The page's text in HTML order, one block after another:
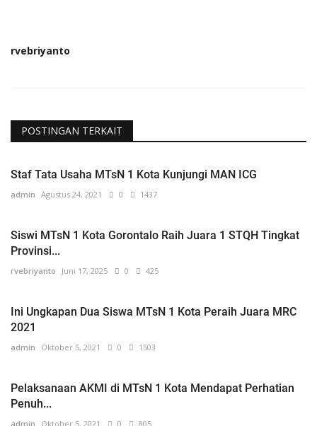
rvebriyanto
POSTINGAN TERKAIT
Staf Tata Usaha MTsN 1 Kota Kunjungi MAN ICG
admin Agustus 24, 2021 0 1437
Siswi MTsN 1 Kota Gorontalo Raih Juara 1 STQH Tingkat
Provinsi...
rvebriyanto Juni 17, 2025 0 425
Ini Ungkapan Dua Siswa MTsN 1 Kota Peraih Juara MRC
2021
admin Oktober 5, 2021 0 1503
Pelaksanaan AKMI di MTsN 1 Kota Mendapat Perhatian
Penuh...
admin Oktober 5, 2021 0 805